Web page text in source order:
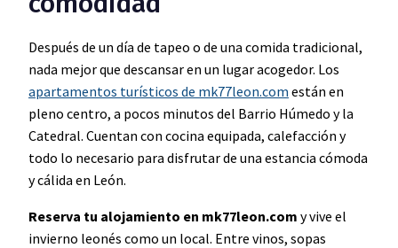
Después de un día de tapeo o de una comida tradicional,
nada mejor que descansar en un lugar acogedor. Los
apartamentos turísticos de mk77leon.com están en
pleno centro, a pocos minutos del Barrio Húmedo y la
Catedral. Cuentan con cocina equipada, calefacción y
todo lo necesario para disfrutar de una estancia cómoda
y cálida en León.
Reserva tu alojamiento en mk77leon.com y vive el
invierno leonés como un local. Entre vinos, sopas